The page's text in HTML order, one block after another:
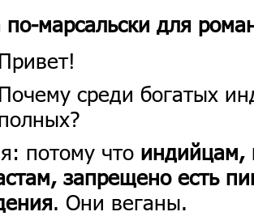
по-марсальски для
Привет!
Почему среди богатых
потому что индийцам,
запрещено есть
. Они веганы.